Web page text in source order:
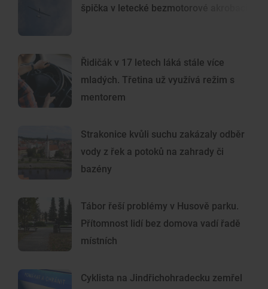
špička v letecké bezmotorové akrobacii
Řidičák v 17 letech láká stále více
mladých. Třetina už využívá režim s
mentorem
Strakonice kvůli suchu zakázaly odběr
vody z řek a potoků na zahrady či
bazény
Tábor řeší problémy v Husově parku.
Přítomnost lidí bez domova vadí řadě
místních
Cyklista na Jindřichohradecku zemřel